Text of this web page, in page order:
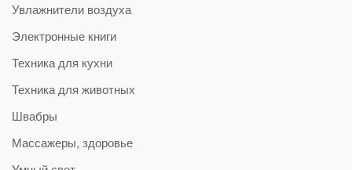
Увлажнители воздуха
Электронные книги
Техника для кухни
Техника для животных
Швабры
Массажеры, здоровье